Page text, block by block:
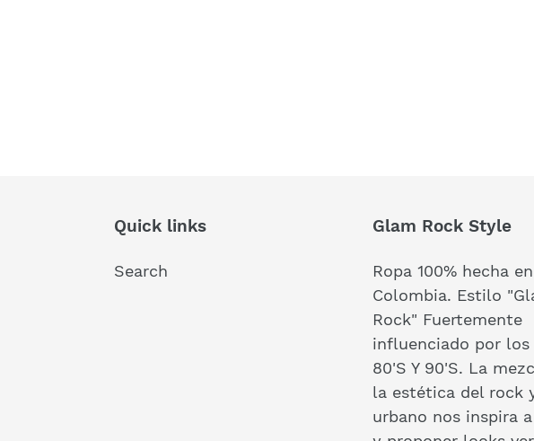
Quick links
Search
Glam Rock Style
Ropa 100% hecha en
Colombia. Estilo
Rock" Fuertemente
influenciado por los
80'S Y 90'S. La
la estética del rock
urbano nos inspira